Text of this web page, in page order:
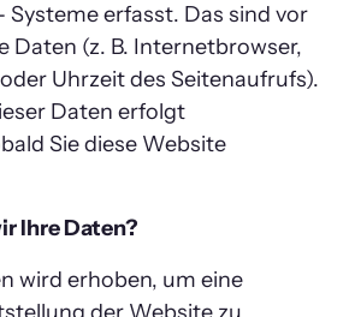
Systeme erfasst. Das sind vor
Daten (z. B. Internetbrowser,
Uhrzeit des Seitenaufrufs).
Daten erfolgt
Sie diese Website
Ihre Daten?
wird erhoben, um eine